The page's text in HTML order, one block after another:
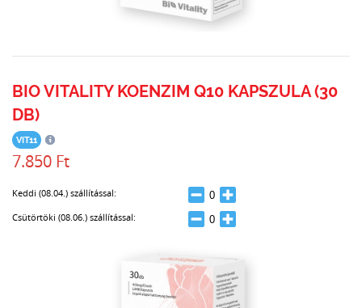
BIO VITALITY KOENZIM Q10 KAPSZULA (30
DB)
VIT11
7.850 Ft
Keddi (08.04.) szállítással:
Csütörtöki (08.06.) szállítással: